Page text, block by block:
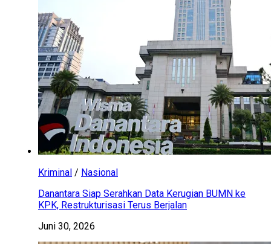
Kriminal / Nasional
Danantara Siap Serahkan Data Kerugian BUMN ke
KPK, Restrukturisasi Terus Berjalan
Juni 30, 2026